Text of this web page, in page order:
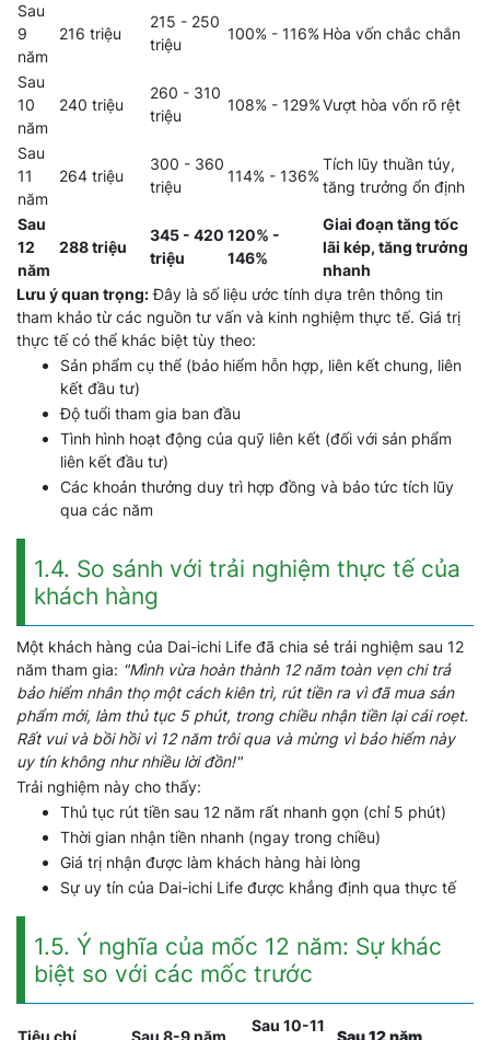
Sau
9
năm
216 triệu
215 - 250
triệu
100% - 116% Hòa vốn chắc chắn
Sau
10
năm
240 triệu
260 - 310
triệu
108% - 129%Vượt hòa vốn rõ rệt
Sau
11
năm
264 triệu
300 - 360
triệu
114% - 136%
Tích lũy thuần túy,
tăng trưởng ổn định
Sau
12
năm
288 triệu
345 - 420
triệu
120% -
146%
Giai đoạn tăng tốc
lãi kép, tăng trưởng
nhanh
Lưu ý quan trọng:Đây là số liệu ước tính dựa trên thông tin
tham khảo từ các nguồn tư vấn và kinh nghiệm thực tế. Giá trị
thực tế có thể khác biệt tùy theo:
Sản phẩm cụ thể (bảo hiểm hỗn hợp, liên kết chung, liên
kết đầu tư)
Độ tuổi tham gia ban đầu
Tình hình hoạt động của quỹ liên kết (đối với sản phẩm
liên kết đầu tư)
Các khoản thưởng duy trì hợp đồng và bảo tức tích lũy
qua các năm
1.4. So sánh với trải nghiệm thực tế của
khách hàng
Một khách hàng của Dai-ichi Life đã chia sẻ trải nghiệm sau 12
năm tham gia: "Mình vừa hoàn thành 12 năm toàn vẹn chi trả
bảo hiểm nhân thọ một cách kiên trì, rút tiền ra vì đã mua sản
phẩm mới, làm thủ tục 5 phút, trong chiều nhận tiền lại cái roẹt.
Rất vui và bồi hồi vì 12 năm trôi qua và mừng vì bảo hiểm này
uy tín không như nhiều lời đồn!"
Trải nghiệm này cho thấy:
Thủ tục rút tiền sau 12 năm rất nhanh gọn (chỉ 5 phút)
Thời gian nhận tiền nhanh (ngay trong chiều)
Giá trị nhận được làm khách hàng hài lòng
Sự uy tín của Dai-ichi Life được khẳng định qua thực tế
1.5. Ý nghĩa của mốc 12 năm: Sự khác
biệt so với các mốc trước
Tiêu chí Sau 8-9 năm
Sau 10-11
Sau 12 năm